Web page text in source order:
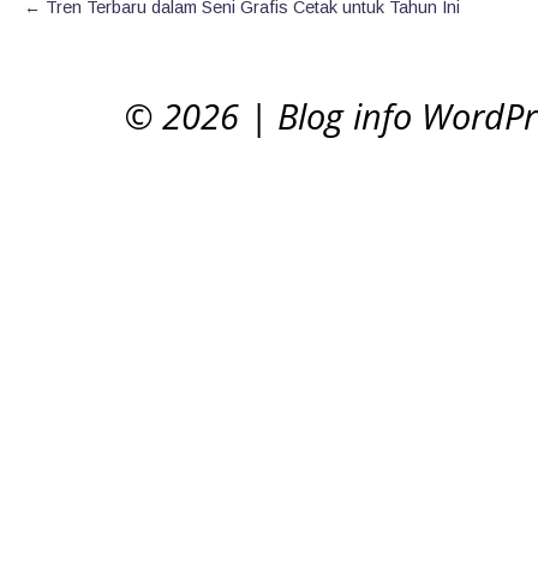
← Tren Terbaru dalam Seni Grafis Cetak untuk Tahun Ini
© 2026 | Blog info